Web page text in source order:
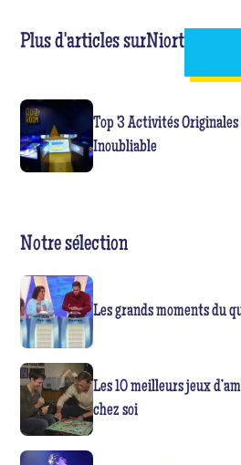
Plus d'articles surNiort
Top 3 Activités
Inoubliable
Notre sélection
Les grands moments du
Les 10 meilleurs jeux
chez soi